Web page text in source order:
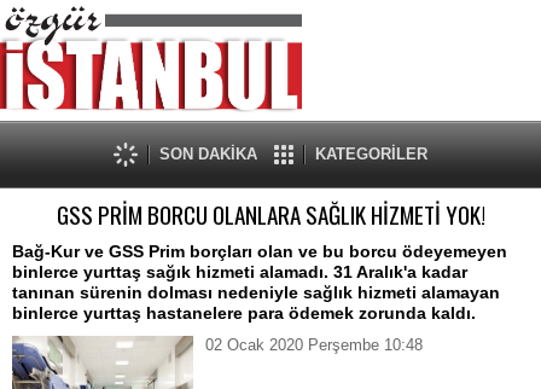
SON DAKİKA KATEGORİLER
GSS PRİM BORCU OLANLARA SAĞLIK HİZMETİ YOK!
Bağ-Kur ve GSS Prim borçları olan ve bu borcu ödeyemeyen
binlerce yurttaş sağık hizmeti alamadı. 31 Aralık'a kadar
tanınan sürenin dolması nedeniyle sağlık hizmeti alamayan
binlerce yurttaş hastanelere para ödemek zorunda kaldı.
02 Ocak 2020 Perşembe 10:48